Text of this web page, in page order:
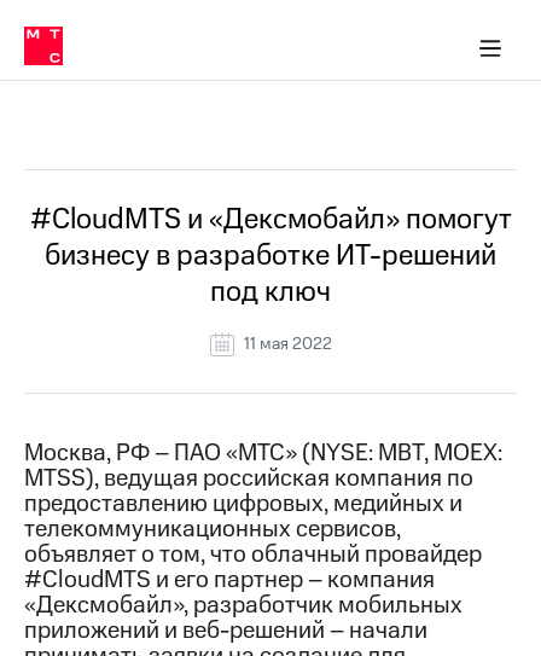
Медиа-центр
и акционерам
Устойчивое развитие
Комплаенс и деловая этика
компании
Карьера
История
компании
Пресс-
релизы
МТС
о технологиях
Достижения
Интервью
в МТС
Пресс-
релизы
о технологиях
#CloudMTS и «Дексмобайл» помогут
бизнесу в разработке ИТ-решений
под ключ
11 мая 2022
Москва, РФ – ПАО «МТС» (NYSE: MBT, MOEX:
MTSS), ведущая российская компания по
предоставлению цифровых, медийных и
телекоммуникационных сервисов,
объявляет о том, что облачный провайдер
#CloudMTS и его партнер – компания
«Дексмобайл», разработчик мобильных
приложений и веб-решений – начали